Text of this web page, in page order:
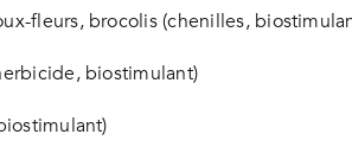
fleurs, brocolis (chenilles,
biostimulant)